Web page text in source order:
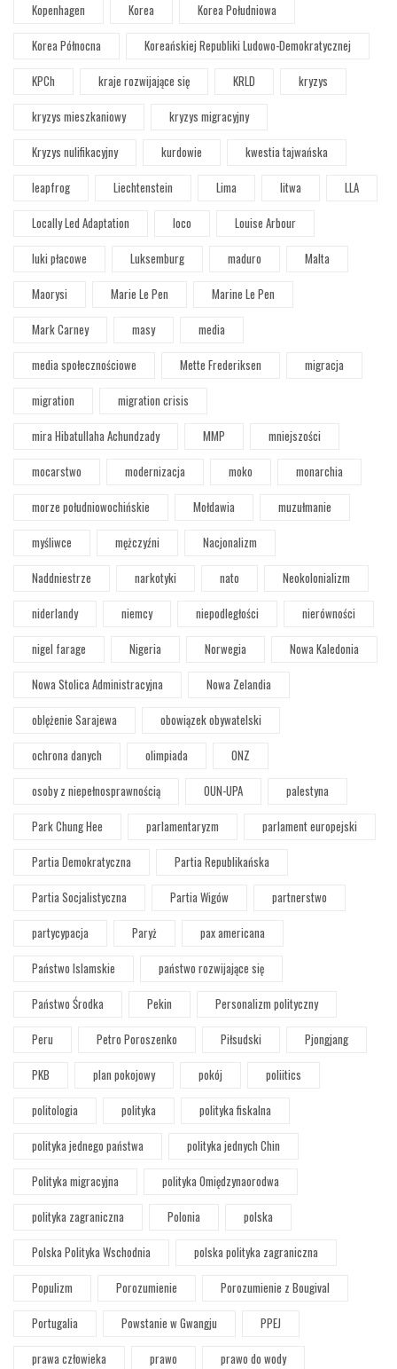
Kopenhagen
Korea
Korea Południowa
Korea Północna
Koreańskiej Republiki Ludowo-Demokratycznej
KPCh
kraje rozwijające się KRLD
kryzys
kryzys mieszkaniowy
kryzys migracyjny
Kryzys nulifikacyjny
kurdowie
kwestia tajwańska
leapfrog
Liechtenstein Lima litwa
LLA
Locally Led Adaptation
loco
Louise Arbour
luki płacowe
Luksemburg maduro
Malta
Maorysi
Marie Le Pen
Marine Le Pen
Mark Carney
masy
media
media społecznościowe
Mette Frederiksen
migracja
migration
migration crisis
mira Hibatullaha Achundzady
MMP
mniejszości
mocarstwo
modernizacja moko
monarchia
morze południowochińskie
Mołdawia
muzułmanie
myśliwce
mężczyźni
Nacjonalizm
Naddniestrze
narkotyki nato
Neokolonializm
niderlandy
niemcy niepodległości
nierówności
nigel farage
Nigeria Norwegia
Nowa Kaledonia
Nowa Stolica Administracyjna
Nowa Zelandia
oblężenie Sarajewa
obowiązek obywatelski
ochrona danych
olimpiada
ONZ
osoby z niepełnosprawnością
OUN-UPA
palestyna
Park Chung Hee
parlamentaryzm
parlament europejski
Partia Demokratyczna
Partia Republikańska
Partia Socjalistyczna
Partia Wigów
partnerstwo
partycypacja
Paryż
pax americana
Państwo Islamskie
państwo rozwijające się
Państwo Środka
Pekin
Personalizm polityczny
Peru
Petro Poroszenko Piłsudski
Pjongjang
PKB
plan pokojowy pokój
poliitics
politologia
polityka
polityka fiskalna
polityka jednego państwa
polityka jednych Chin
Polityka migracyjna
polityka Omiędzynaorodwa
polityka zagraniczna
Polonia
polska
Polska Polityka Wschodnia
polska polityka zagraniczna
Populizm
Porozumienie
Porozumienie z Bougival
Portugalia
Powstanie w Gwangju
PPEJ
prawa człowieka
prawo prawo do wody